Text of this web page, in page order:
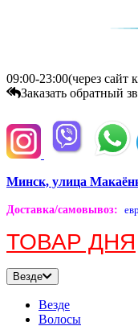
09:00-23:00(через сайт
Заказать обратный
Минск, улица
Доставка/самовывоз:
ТОВАР ДНЯ
Везде
Везде
Волосы